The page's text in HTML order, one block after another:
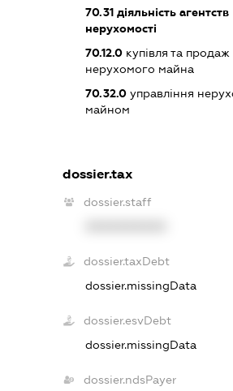
70.31 діяльність агентств
нерухомості
70.12.0 купівля та
нерухомого майна
70.32.0 управління
майном
dossier.tax
dossier.staff
dossier.taxDebt
dossier.missingData
dossier.esvDebt
dossier.missingData
dossier.ndsPayer